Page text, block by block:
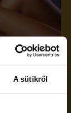
A sütikről